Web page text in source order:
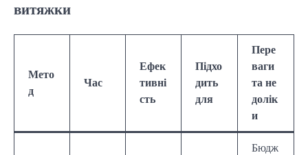
витяжки
Мето
д
Час
Ефек
тивні
сть
Підхо
дить
для
Пере
ваги
та не
долік
и
Бюдж